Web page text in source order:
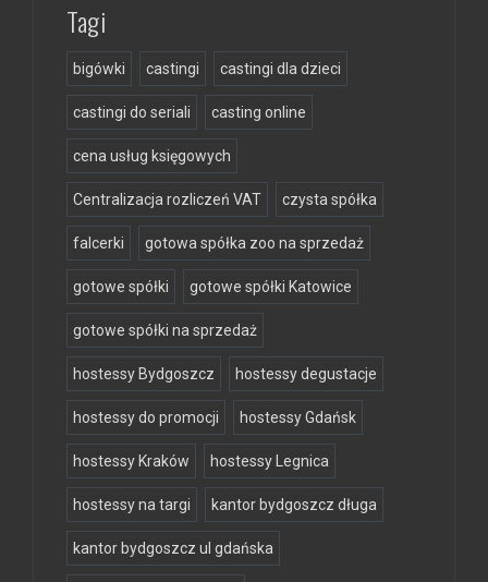
Tagi
bigówki castingi castingi dla dzieci
castingi do seriali casting online
cena usług księgowych
Centralizacja rozliczeń VAT czysta spółka
falcerki gotowa spółka zoo na sprzedaż
gotowe spółki gotowe spółki Katowice
gotowe spółki na sprzedaż
hostessy Bydgoszcz hostessy degustacje
hostessy do promocji hostessy Gdańsk
hostessy Kraków hostessy Legnica
hostessy na targi kantor bydgoszcz długa
kantor bydgoszcz ul gdańska